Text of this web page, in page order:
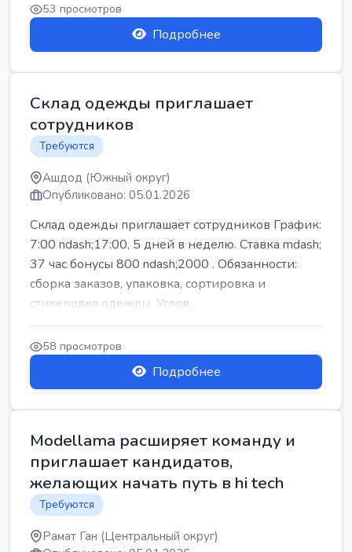
53 просмотров
Подробнее
Склад одежды приглашает
сотрудников
Требуются
Ашдод (Южный округ)
Опубликовано: 05.01.2026
Склад одежды приглашает сотрудников График:
7:00 ndash;17:00, 5 дней в неделю. Ставка mdash;
37 час бонусы 800 ndash;2000 . Обязанности:
сборка заказов, упаковка, сортировка и
стикеровка одежды. Услов...
58 просмотров
Подробнее
Modellama расширяет команду и
приглашает кандидатов,
желающих начать путь в hi tech
Требуются
Рамат Ган (Центральный округ)